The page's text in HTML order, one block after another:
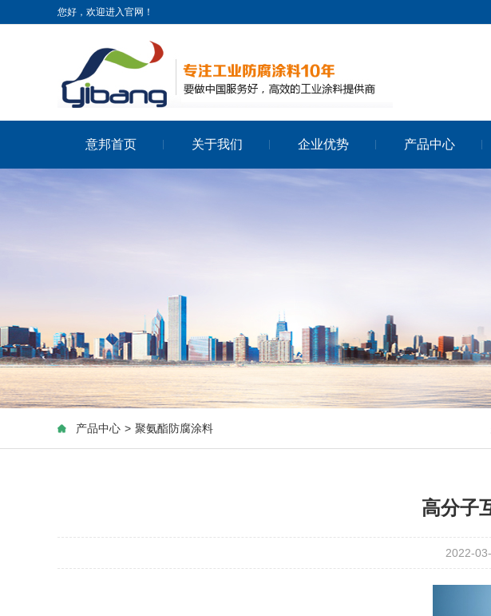
您好，欢迎进入官网！
意邦首页 关于我们 企业优势 产品中心
产品中心 > 聚氨酯防腐涂料
高分子
2022-